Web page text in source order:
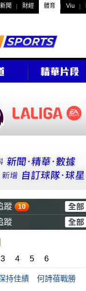
新聞 財經 體育 Viu
蹤 10
蹤
3 4 5 6
持佳績 何詩蓓戰勝